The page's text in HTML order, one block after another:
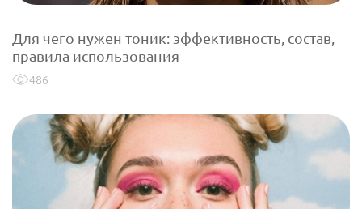
Для чего нужен тоник: эффективность, состав,
правила использования
486